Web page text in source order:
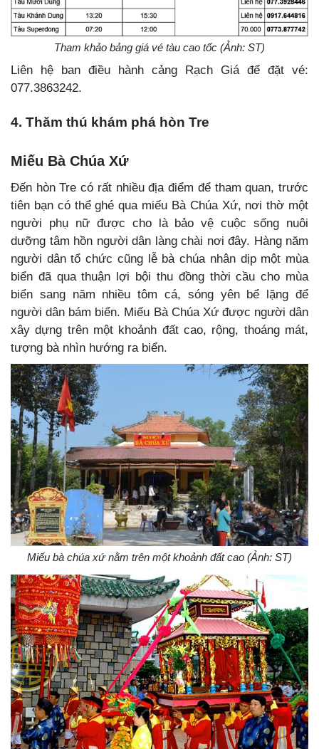
Tham khảo bảng giá vé tàu cao tốc (Ảnh: ST)
Liên hệ ban điều hành cảng Rạch Giá để đặt vé:
077.3863242.
4. Thăm thú khám phá hòn Tre
Miếu Bà Chúa Xứ
Đến hòn Tre có rất nhiều địa điểm để tham quan, trước
tiên bạn có thể ghé qua miếu Bà Chúa Xứ, nơi thờ một
người phụ nữ được cho là bảo vệ cuộc sống nuôi
dưỡng tâm hồn người dân làng chài nơi đây. Hàng năm
người dân tổ chức cũng lễ bà chúa nhân dịp một mùa
biển đã qua thuận lợi bội thu đồng thời cầu cho mùa
biển sang năm nhiều tôm cá, sóng yên bể lặng để
người dân bám biển. Miếu Bà Chúa Xứ được người dân
xây dựng trên một khoảnh đất cao, rộng, thoáng mát,
tượng bà nhìn hướng ra biển.
Miếu bà chúa xứ nằm trên một khoảnh đất cao (Ảnh: ST)